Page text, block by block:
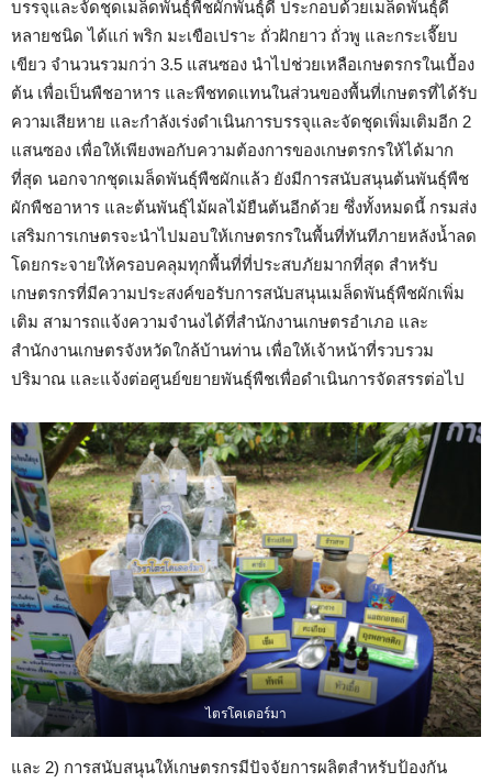
บรรจุและจัดชุดเมล็ดพันธุ์พืชผักพันธุ์ดี ประกอบด้วยเมล็ดพันธุ์ดี
หลายชนิด ได้แก่ พริก มะเขือเปราะ ถั่วฝักยาว ถั่วพู และกระเจี๊ยบ
เขียว จำนวนรวมกว่า 3.5 แสนซอง นำไปช่วยเหลือเกษตรกรในเบื้อง
ต้น เพื่อเป็นพืชอาหาร และพืชทดแทนในส่วนของพื้นที่เกษตรที่ได้รับ
ความเสียหาย และกำลังเร่งดำเนินการบรรจุและจัดชุดเพิ่มเติมอีก 2
แสนซอง เพื่อให้เพียงพอกับความต้องการของเกษตรกรให้ได้มาก
ที่สุด นอกจากชุดเมล็ดพันธุ์พืชผักแล้ว ยังมีการสนับสนุนต้นพันธุ์พืช
ผักพืชอาหาร และต้นพันธุ์ไม้ผลไม้ยืนต้นอีกด้วย ซึ่งทั้งหมดนี้ กรมส่ง
เสริมการเกษตรจะนำไปมอบให้เกษตรกรในพื้นที่ทันทีภายหลังน้ำลด
โดยกระจายให้ครอบคลุมทุกพื้นที่ที่ประสบภัยมากที่สุด สำหรับ
เกษตรกรที่มีความประสงค์ขอรับการสนับสนุนเมล็ดพันธุ์พืชผักเพิ่ม
เติม สามารถแจ้งความจำนงได้ที่สำนักงานเกษตรอำเภอ และ
สำนักงานเกษตรจังหวัดใกล้บ้านท่าน เพื่อให้เจ้าหน้าที่รวบรวม
ปริมาณ และแจ้งต่อศูนย์ขยายพันธุ์พืชเพื่อดำเนินการจัดสรรต่อไป
ไตรโคเดอร์มา
และ 2) การสนับสนุนให้เกษตรกรมีปัจจัยการผลิตสำหรับป้องกัน